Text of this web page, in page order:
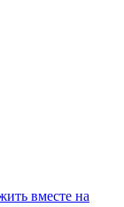
вместе на